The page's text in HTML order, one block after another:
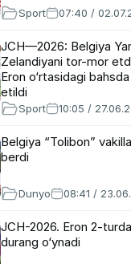
Sport 07:40 /
JCH—2026: Belgiya
Zelandiyani tor-mor
Eron o‘rtasidagi
etildi
Sport 10:05 /
Belgiya “Tolibon”
berdi
Dunyo 08:41 /
JCH-2026. Eron 2-
durang o‘ynadi